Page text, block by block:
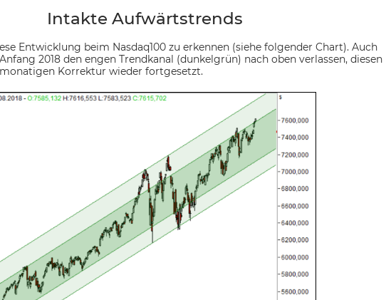
Intakte Aufwärtstrends
Entwicklung beim Nasdaq100 zu erkennen (siehe folgender Chart). Auch
2018 den engen Trendkanal (dunkelgrün) nach oben verlassen, diesen
Korrektur wieder fortgesetzt.